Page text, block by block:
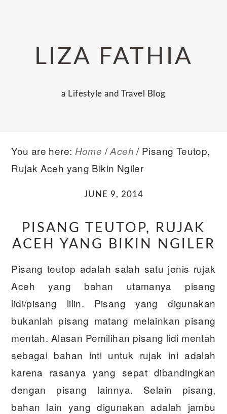
navigationLIZA FATHIA
a Lifestyle and Travel Blog
You are here: Home / Aceh /Pisang Teutop,
Rujak Aceh yang Bikin Ngiler
JUNE 9, 2014
PISANG TEUTOP, RUJAK
ACEH YANG BIKIN NGILER
Pisang teutop adalah salah satu jenis rujak
Aceh yang bahan utamanya pisang
lidi/pisang lilin. Pisang yang digunakan
bukanlah pisang matang melainkan pisang
mentah. Alasan Pemilihan pisang lidi mentah
sebagai bahan inti untuk rujak ini adalah
karena rasanya yang sepat dibandingkan
dengan pisang lainnya. Selain pisang,
bahan lain yang digunakan adalah jambu